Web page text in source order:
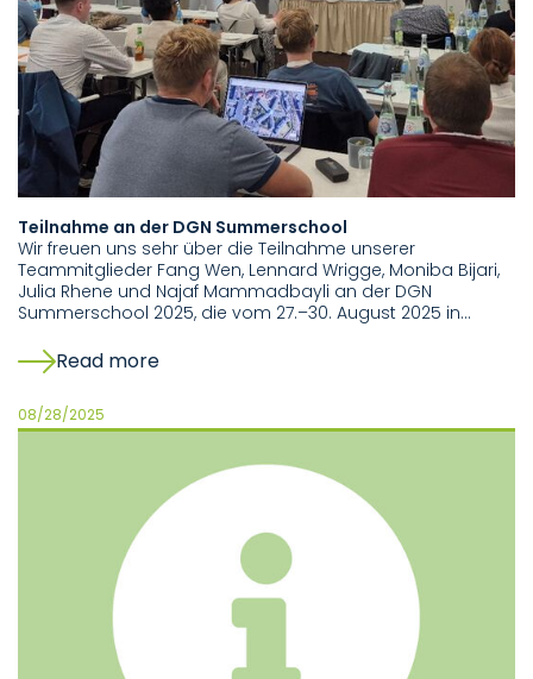
Teilnahme an der DGN Summerschool
Wir freuen uns sehr über die Teilnahme unserer
Teammitglieder Fang Wen, Lennard Wrigge, Moniba Bijari,
Julia Rhene und Najaf Mammadbayli an der DGN
Summerschool 2025, die vom 27.–30. August 2025 in…
Read more
08/28/2025